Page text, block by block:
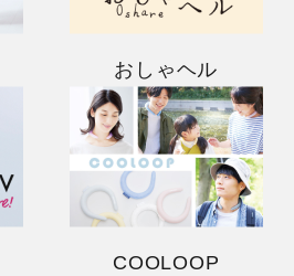
おしゃヘル
COOLOOP